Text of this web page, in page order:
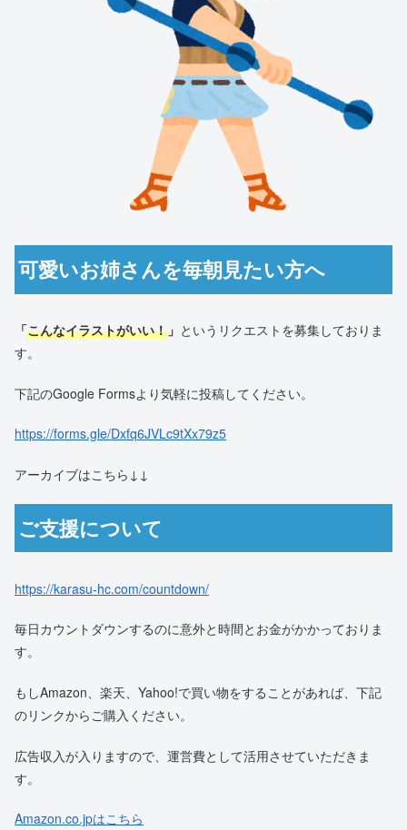
可愛いお姉さんを毎朝見たい方へ
「こんなイラストがいい！ 」 というリクエストを募集しておりま
す。
下記のGoogle Formsより気軽に投稿してください。
https://forms.gle/Dxfq6JVLc9tXx79z5
アーカイブはこちら↓↓
ご支援について
https://karasu-hc.com/countdown/
毎日カウントダウンするのに意外と時間とお金がかかっておりま
す。
もしAmazon、楽天、Yahoo!で買い物をすることがあれば、下記
のリンクからご購入ください。
広告収入が入りますので、運営費として活用させていただきま
す。
Amazon.co.jpはこちら